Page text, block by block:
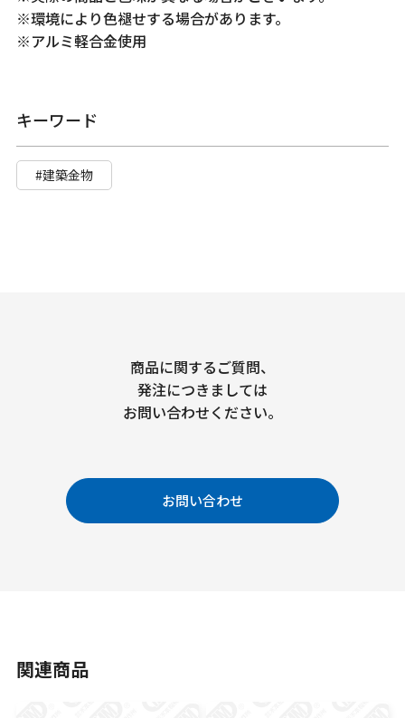
※環境により色褪せする場合があります。
※アルミ軽合金使用
キーワード
#建築金物
商品に関するご質問、
発注につきましては
お問い合わせください。
お問い合わせ
関連商品